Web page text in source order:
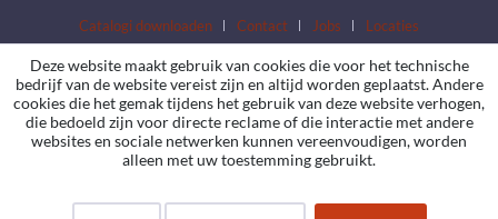
Catalogi downloaden
Contact Jobs Locaties
Deze website maakt gebruik van cookies die voor het technische
bedrijf van de website vereist zijn en altijd worden geplaatst. Andere
cookies die het gemak tijdens het gebruik van deze website verhogen,
die bedoeld zijn voor directe reclame of die interactie met andere
websites en sociale netwerken kunnen vereenvoudigen, worden
alleen met uw toestemming gebruikt.